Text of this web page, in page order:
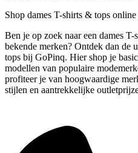
Shop dames T-shirts & tops
Ben je op zoek naar een dames
bekende merken? Ontdek dan de
tops bij GoPinq. Hier shop je
modellen van populaire
profiteer je van hoogwaardige
stijlen en aantrekkelijke